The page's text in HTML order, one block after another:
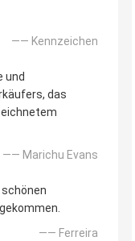
—— Kennzeichen
und
das
—— Marichu Evans
schönen
—— Ferreira